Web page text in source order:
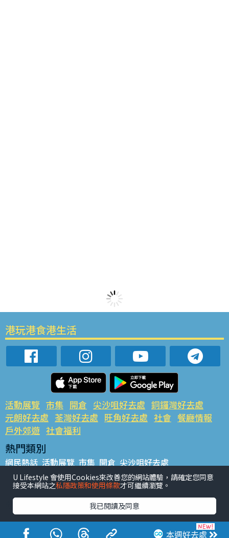
本週好去處
港玩港食港生活
活動展覽 市集 開倉 尖沙咀好去處 銅鑼灣好去處
元朗好去處 荃灣好去處 旺角好去處 社會 餐廳情報
戶外郊遊 社會福利
熱門類別
網民熱話 活動展覽 市集 開倉 尖沙咀好去處
銅鑼灣好去處 元朗好去處 荃灣好去處 旺角好去處 社會
餐廳情報 戶外郊遊
熱門標籤
#UGO搵好去處 #人氣活動推介 #美食社群熱話
#親子玩樂好去處
#ULifestyle應用程式
#限時搶
U Lifestyle 會使用Cookies來改善您的網站體驗，請確定您同意
接受本網站之私隱政策和使用條款才可繼續瀏覽。
我已閱讀及同意